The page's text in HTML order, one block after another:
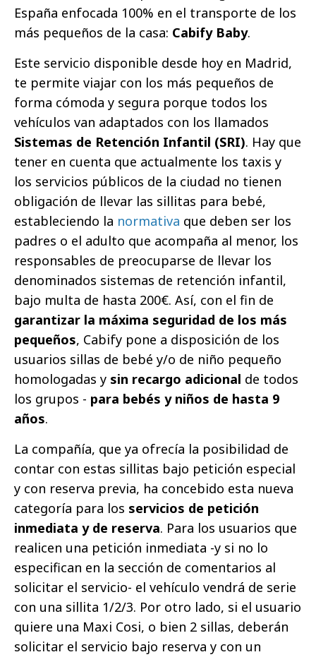
España enfocada 100% en el transporte de los
más pequeños de la casa: Cabify Baby.
Este servicio disponible desde hoy en Madrid,
te permite viajar con los más pequeños de
forma cómoda y segura porque todos los
vehículos van adaptados con los llamados
Sistemas de Retención Infantil (SRI). Hay que
tener en cuenta que actualmente los taxis y
los servicios públicos de la ciudad no tienen
obligación de llevar las sillitas para bebé,
estableciendo la normativa que deben ser los
padres o el adulto que acompaña al menor, los
responsables de preocuparse de llevar los
denominados sistemas de retención infantil,
bajo multa de hasta 200€. Así, con el fin de
garantizar la máxima seguridad de los más
pequeños, Cabify pone a disposición de los
usuarios sillas de bebé y/o de niño pequeño
homologadas y sin recargo adicional de todos
los grupos - para bebés y niños de hasta 9
años.
La compañía, que ya ofrecía la posibilidad de
contar con estas sillitas bajo petición especial
y con reserva previa, ha concebido esta nueva
categoría para los servicios de petición
inmediata y de reserva. Para los usuarios que
realicen una petición inmediata -y si no lo
especifican en la sección de comentarios al
solicitar el servicio- el vehículo vendrá de serie
con una sillita 1/2/3. Por otro lado, si el usuario
quiere una Maxi Cosi, o bien 2 sillas, deberán
solicitar el servicio bajo reserva y con un